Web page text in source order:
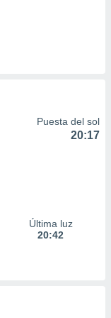
Puesta del sol
20:17
Última luz
20:42